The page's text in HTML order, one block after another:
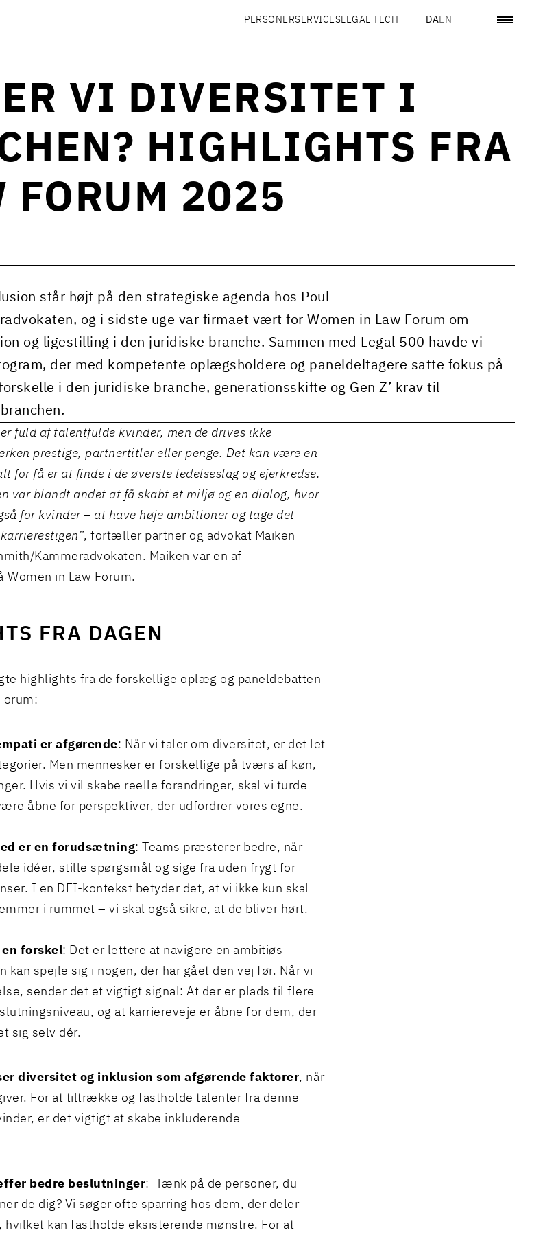
PERSONERSERVICESLEGAL TECH DAEN
VI DIVERSITET I
HIGHLIGHTS FRA
FORUM 2025
står højt på den strategiske agenda hos Poul
og i sidste uge var firmaet vært for Women in Law Forum om
og ligestilling i den juridiske branche. Sammen med Legal 500 havde vi
der med kompetente oplægsholdere og paneldeltagere satte fokus på
i den juridiske branche, generationsskifte og Gen Z’ krav til
fuld af talentfulde kvinder, men de drives ikke
prestige, partnertitler eller penge. Det kan være en
for få er at finde i de øverste ledelseslag og ejerkredse.
var blandt andet at få skabt et miljø og en dialog, hvor
for kvinder – at have høje ambitioner og tage det
, fortæller partner og advokat Maiken
Kammeradvokaten. Maiken var en af
in Law Forum.
FRA DAGEN
highlights fra de forskellige oplæg og paneldebatten
er afgørende: Når vi taler om diversitet, er det let
Men mennesker er forskellige på tværs af køn,
Hvis vi vil skabe reelle forandringer, skal vi turde
åbne for perspektiver, der udfordrer vores egne.
er en forudsætning: Teams præsterer bedre, når
idéer, stille spørgsmål og sige fra uden frygt for
I en DEI-kontekst betyder det, at vi ikke kun skal
i rummet – vi skal også sikre, at de bliver hørt.
en forskel: Det er lettere at navigere en ambitiøs
kan spejle sig i nogen, der har gået den vej før. Når vi
sender det et vigtigt signal: At der er plads til flere
og at karriereveje er åbne for dem, der
sig selv dér.
diversitet og inklusion som afgørende faktorer, når
For at tiltrække og fastholde talenter fra denne
er det vigtigt at skabe inkluderende
bedre beslutninger: Tænk på de personer, du
de dig? Vi søger ofte sparring hos dem, der deler
hvilket kan fastholde eksisterende mønstre. For at